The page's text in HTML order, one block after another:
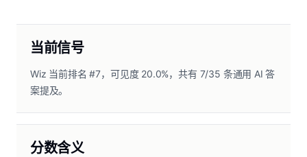
当前信号
Wiz 当前排名 #7，可见度 20.0%，共有 7/35 条通用 AI 答
案提及。
分数含义